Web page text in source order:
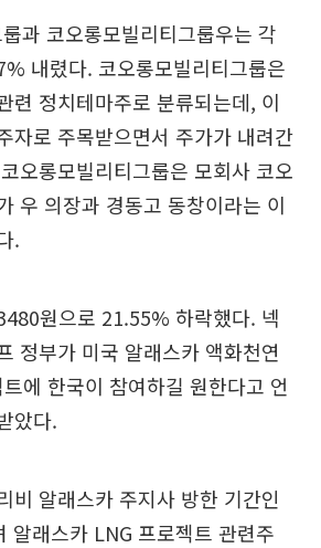
과 코오롱모빌리티그룹우는 각
내렸다. 코오롱모빌리티그룹은
련 정치테마주로 분류되는데, 이
자로 주목받으면서 주가가 내려간
오롱모빌리티그룹은 모회사 코오
우 의장과 경동고 동창이라는 이
.
원으로 21.55% 하락했다. 넥
정부가 미국 알래스카 액화천연
에 한국이 참여하길 원한다고 언
았다.
비 알래스카 주지사 방한 기간인
알래스카 LNG 프로젝트 관련주